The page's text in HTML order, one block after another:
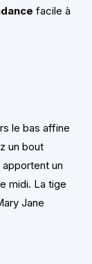
facile à
le bas affine
un bout
un
midi. La tige
Jane